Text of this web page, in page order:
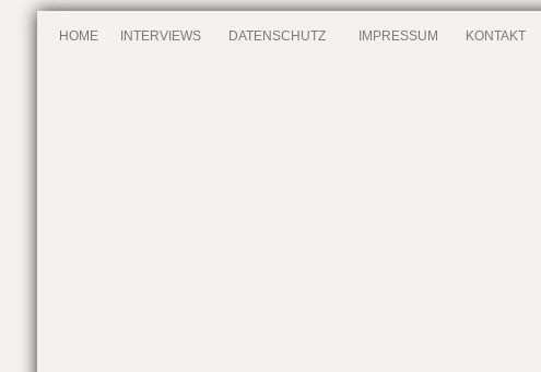
HOME INTERVIEWS DATENSCHUTZ IMPRESSUM KONTAKT